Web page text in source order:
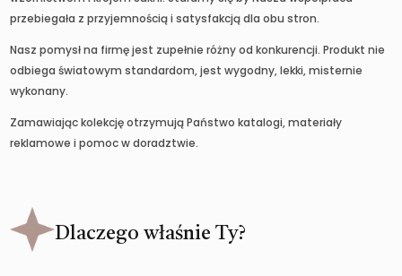
przebiegała z przyjemnością i satysfakcją dla obu stron.
Nasz pomysł na firmę jest zupełnie różny od konkurencji. Produkt nie
odbiega światowym standardom, jest wygodny, lekki, misternie
wykonany.
Zamawiając kolekcję otrzymują Państwo katalogi, materiały
reklamowe i pomoc w doradztwie.
Dlaczego właśnie Ty?